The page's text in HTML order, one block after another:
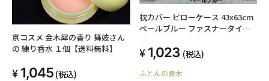
京コスメ 金木犀の香り 舞妓さん
の 練り香水 １個【送料無料】
1,045 (税込)
枕カバー ピローケース 43x63cm
ペールブルー ファスナータイプ
高級ブロード SWING COLOR 標
準サイズ 国産生地 洗える ウォッ
シャブル まくらかばー マクラカ
1,023 (税込)
ふとんの青木